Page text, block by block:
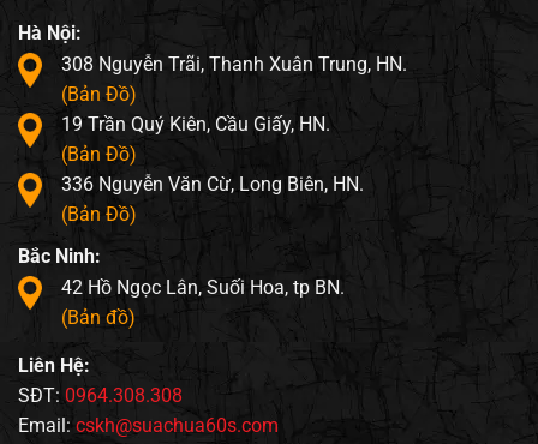
Hà Nội:
308 Nguyễn Trãi, Thanh Xuân Trung, HN.
(Bản Đồ)
19 Trần Quý Kiên, Cầu Giấy, HN.
(Bản Đồ)
336 Nguyễn Văn Cừ, Long Biên, HN.
(Bản Đồ)
Bắc Ninh:
42 Hồ Ngọc Lân, Suối Hoa, tp BN.
(Bản đồ)
Liên Hệ:
SĐT: 0964.308.308
Email: cskh@suachua60s.com